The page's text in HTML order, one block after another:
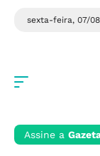
sexta-feira, 07/
Assine a